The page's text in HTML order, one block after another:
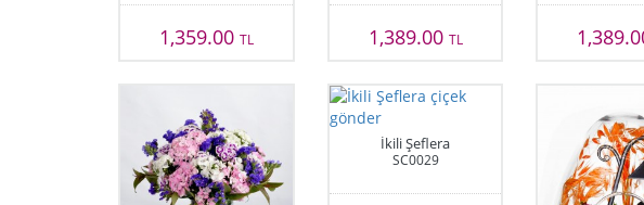
1,359.00 TL 1,389.00 TL
İkili Şeflera
SC0029